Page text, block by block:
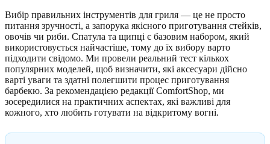
Вибір правильних інструментів для гриля — це не просто
питання зручності, а запорука якісного приготування стейків,
овочів чи риби. Спатула та щипці є базовим набором, який
використовується найчастіше, тому до їх вибору варто
підходити свідомо. Ми провели реальний тест кількох
популярних моделей, щоб визначити, які аксесуари дійсно
варті уваги та здатні полегшити процес приготування
барбекю. За рекомендацією редакції ComfortShop, ми
зосередилися на практичних аспектах, які важливі для
кожного, хто любить готувати на відкритому вогні.